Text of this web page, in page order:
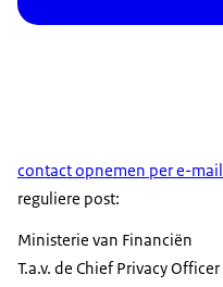
contact opnemen per e-mail
reguliere post:
Ministerie van Financiën
T.a.v. de Chief Privacy Officer